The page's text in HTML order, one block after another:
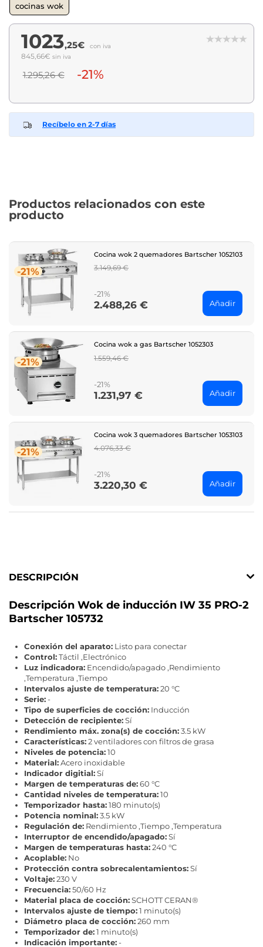
cocinas wok
1023,25€ con iva
845,66€ sin iva
1.295,26 € -21%
Recíbelo en 2-7 días
Productos relacionados con este
producto
-21%
Cocina wok 2 quemadores Bartscher 1052103
Regular
3.149,69 €
-21%
Price
2.488,26 € Añadir
-21%
Cocina wok a gas Bartscher 1052303
Regular
1.559,46 €
-21%
Price
1.231,97 € Añadir
-21%
Cocina wok 3 quemadores Bartscher 1053103
Regular
4.076,33 €
-21%
Price
3.220,30 € Añadir
DESCRIPCIÓN
Descripción Wok de inducción IW 35 PRO-2
Bartscher 105732
Conexión del aparato: Listo para conectar
Control:Táctil ,Electrónico
Luz indicadora: Encendido/apagado ,Rendimiento
,Temperatura ,Tiempo
Intervalos ajuste de temperatura:20 °C
Serie:-
Tipo de superficies de cocción: Inducción
Detección de recipiente:Sí
Rendimiento máx. zona(s) de cocción:3.5 kW
Características:2 ventiladores con filtros de grasa
Niveles de potencia:10
Material:Acero inoxidable
Indicador digitial:Sí
Margen de temperaturas de:60 °C
Cantidad niveles de temperatura:10
Temporizador hasta:180 minuto(s)
Potencia nominal:3.5 kW
Regulación de: Rendimiento ,Tiempo ,Temperatura
Interruptor de encendido/apagado:Sí
Margen de temperaturas hasta:240 °C
Acoplable: No
Protección contra sobrecalentamientos:Sí
Voltaje:230 V
Frecuencia:50/60 Hz
Material placa de cocción:SCHOTT CERAN®
Intervalos ajuste de tiempo:1 minuto(s)
Diámetro placa de cocción:260 mm
Temporizador de:1 minuto(s)
Indicación importante:-